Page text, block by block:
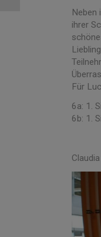
Neben
ihrer
Für
6a: 1.
6b: 1.